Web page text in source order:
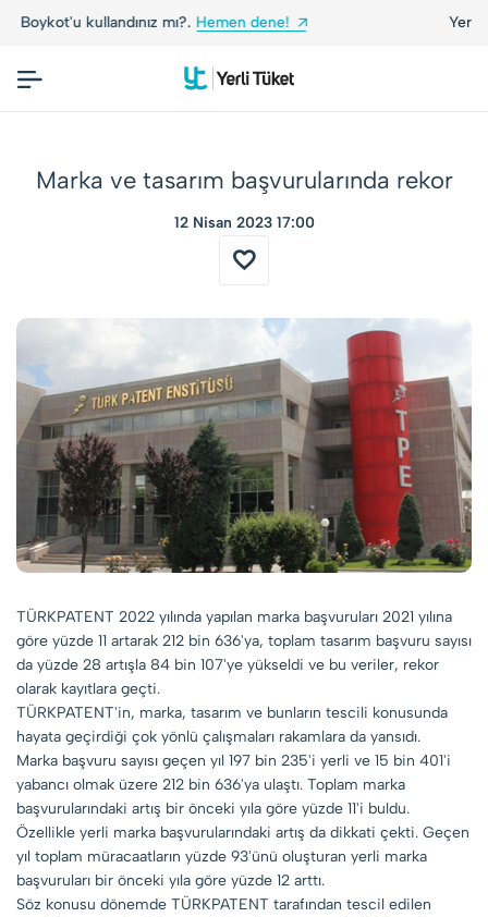
Yerli Tüketiciler, Yerli Markalarla Buluşuyor!
Marka ve tasarım başvurularında rekor
12 Nisan 2023 17:00
TÜRKPATENT 2022 yılında yapılan marka başvuruları 2021 yılına
göre yüzde 11 artarak 212 bin 636'ya, toplam tasarım başvuru sayısı
da yüzde 28 artışla 84 bin 107'ye yükseldi ve bu veriler, rekor
olarak kayıtlara geçti.
TÜRKPATENT'in, marka, tasarım ve bunların tescili konusunda
hayata geçirdiği çok yönlü çalışmaları rakamlara da yansıdı.
Marka başvuru sayısı geçen yıl 197 bin 235'i yerli ve 15 bin 401'i
yabancı olmak üzere 212 bin 636'ya ulaştı. Toplam marka
başvurularındaki artış bir önceki yıla göre yüzde 11'i buldu.
Özellikle yerli marka başvurularındaki artış da dikkati çekti. Geçen
yıl toplam müracaatların yüzde 93'ünü oluşturan yerli marka
başvuruları bir önceki yıla göre yüzde 12 arttı.
Söz konusu dönemde TÜRKPATENT tarafından tescil edilen